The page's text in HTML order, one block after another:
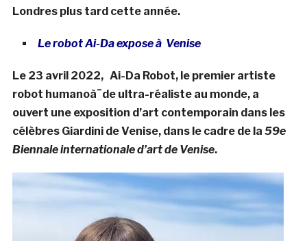
Londres plus tard cette année.
Le robot Ai-Da expose à Venise
Le 23 avril 2022, Ai-Da Robot, le premier artiste
robot humanoà¯de ultra-réaliste au monde, a
ouvert une exposition d’art contemporain dans les
célèbres Giardini de Venise, dans le cadre de la 59e
Biennale internationale d’art de Venise.